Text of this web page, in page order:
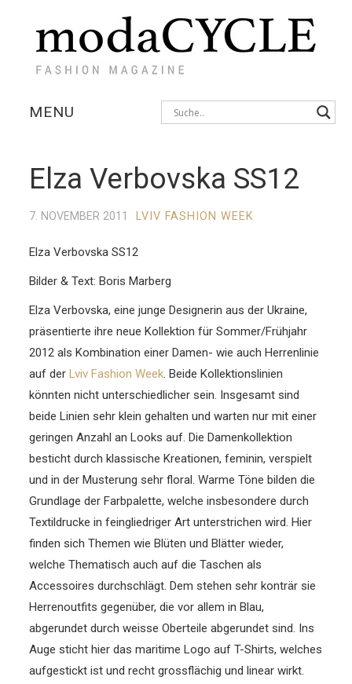
MENU
AUSSTELLUNGEN
Elza Verbovska SS12
7. NOVEMBER 2011 LVIV FASHION WEEK
Elza Verbovska SS12
Bilder & Text: Boris Marberg
Elza Verbovska, eine junge Designerin aus der Ukraine,
präsentierte ihre neue Kollektion für Sommer/Frühjahr
2012 als Kombination einer Damen- wie auch Herrenlinie
auf derLviv Fashion Week.Beide Kollektionslinien
könnten nicht unterschiedlicher sein. Insgesamt sind
beide Linien sehr klein gehalten und warten nur mit einer
geringen Anzahl an Looks auf. Die Damenkollektion
besticht durch klassische Kreationen, feminin, verspielt
und in der Musterung sehr floral. Warme Töne bilden die
Grundlage der Farbpalette, welche insbesondere durch
Textildrucke in feingliedriger Art unterstrichen wird. Hier
finden sich Themen wie Blüten und Blätter wieder,
welche Thematisch auch auf die Taschen als
Accessoires durchschlägt. Dem stehen sehr konträr sie
Herrenoutfits gegenüber, die vor allem in Blau,
abgerundet durch weisse Oberteile abgerundet sind. Ins
Auge sticht hier das maritime Logo auf T-Shirts, welches
aufgestickt ist und recht grossflächig und linear wirkt.